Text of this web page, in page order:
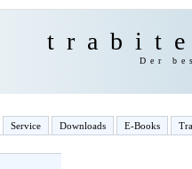
Der
Service Downloads E-Books